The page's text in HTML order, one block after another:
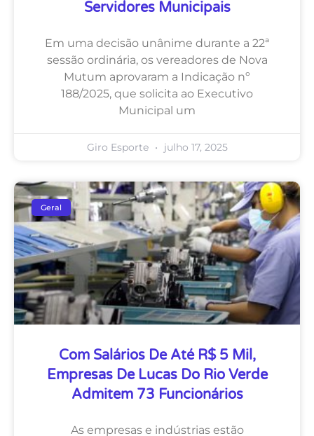
Servidores Municipais
Em uma decisão unânime durante a 22ª
sessão ordinária, os vereadores de Nova
Mutum aprovaram a Indicação nº
188/2025, que solicita ao Executivo
Municipal um
Giro Esporte julho 17, 2025
Geral
Com Salários De Até R$ 5 Mil,
Empresas De Lucas Do Rio Verde
Admitem 73 Funcionários
As empresas e indústrias estão